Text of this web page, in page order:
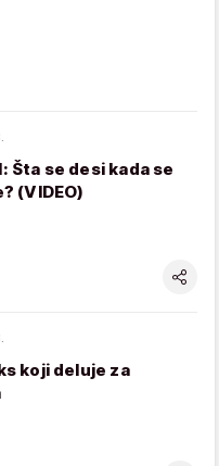
Šta se desi kada se
(VIDEO)
koji deluje za